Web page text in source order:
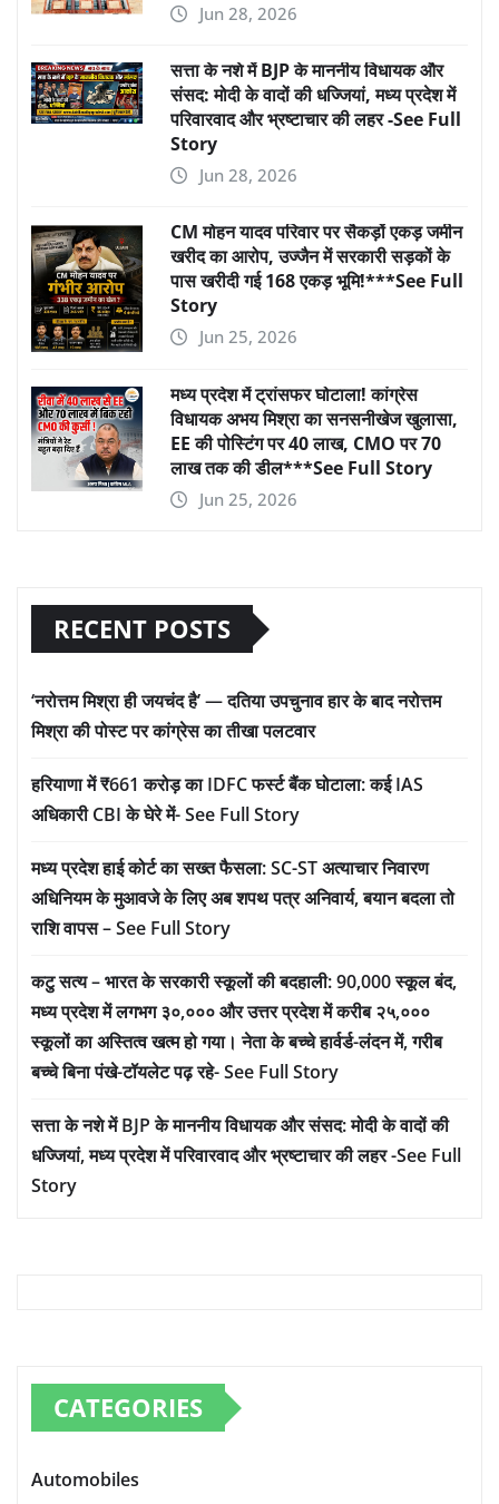
Jun 28, 2026
सत्ता के नशे में BJP के माननीय विधायक और
संसद: मोदी के वादों की धज्जियां, मध्य प्रदेश में
परिवारवाद और भ्रष्टाचार की लहर -See Full
Story
Jun 28, 2026
CM मोहन यादव परिवार पर सैकड़ों एकड़ जमीन
खरीद का आरोप, उज्जैन में सरकारी सड़कों के
पास खरीदी गई 168 एकड़ भूमि!***See Full
Story
Jun 25, 2026
मध्य प्रदेश में ट्रांसफर घोटाला! कांग्रेस
विधायक अभय मिश्रा का सनसनीखेज खुलासा,
EE की पोस्टिंग पर 40 लाख, CMO पर 70
लाख तक की डील***See Full Story
Jun 25, 2026
RECENT POSTS
‘नरोत्तम मिश्रा ही जयचंद है’ — दतिया उपचुनाव हार के बाद नरोत्तम
मिश्रा की पोस्ट पर कांग्रेस का तीखा पलटवार
हरियाणा में ₹661 करोड़ का IDFC फर्स्ट बैंक घोटाला: कई IAS
अधिकारी CBI के घेरे में- See Full Story
मध्य प्रदेश हाई कोर्ट का सख्त फैसला: SC-ST अत्याचार निवारण
अधिनियम के मुआवजे के लिए अब शपथ पत्र अनिवार्य, बयान बदला तो
राशि वापस – See Full Story
कटु सत्य – भारत के सरकारी स्कूलों की बदहाली: 90,000 स्कूल बंद,
मध्य प्रदेश में लगभग ३०,००० और उत्तर प्रदेश में करीब २५,०००
स्कूलों का अस्तित्व खत्म हो गया। नेता के बच्चे हार्वर्ड-लंदन में, गरीब
बच्चे बिना पंखे-टॉयलेट पढ़ रहे- See Full Story
सत्ता के नशे में BJP के माननीय विधायक और संसद: मोदी के वादों की
धज्जियां, मध्य प्रदेश में परिवारवाद और भ्रष्टाचार की लहर -See Full
Story
CATEGORIES
Automobiles